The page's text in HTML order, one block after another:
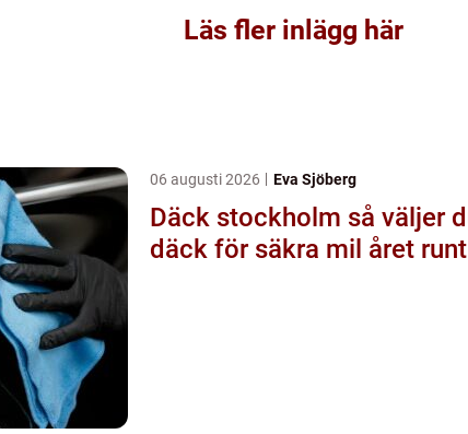
Läs fler inlägg här
06 augusti 2026 Eva Sjöberg
Däck stockholm så väljer du rätt
däck för säkra mil året runt